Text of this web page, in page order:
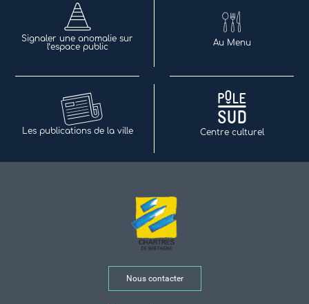
Signaler une anomalie sur
l’espace public
Au Menu
Les publications de la ville Centre culturel
Nous contacter